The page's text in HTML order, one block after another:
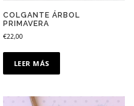
COLGANTE ÁRBOL
PRIMAVERA
€22,00
LEER MÁS